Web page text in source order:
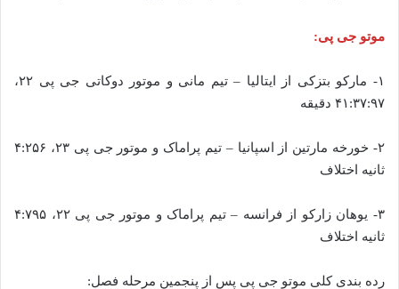
موتو جی پی:
۱- مارکو بتزکی از ایتالیا – تیم مانی و موتور دوکاتی جی پی ۲۲،
۴۱:۳۷:۹۷ دقیقه
۲- خورخه مارتین از اسپانیا – تیم پراماک و موتور جی پی ۲۳، ۴:۲۵۶
ثانیه اختلاف
۳- یوهان زارکو از فرانسه – تیم پراماک و موتور جی پی ۲۲، ۴:۷۹۵
ثانیه اختلاف
رده بندی کلی موتو جی پی پس از پنجمین مرحله فصل: